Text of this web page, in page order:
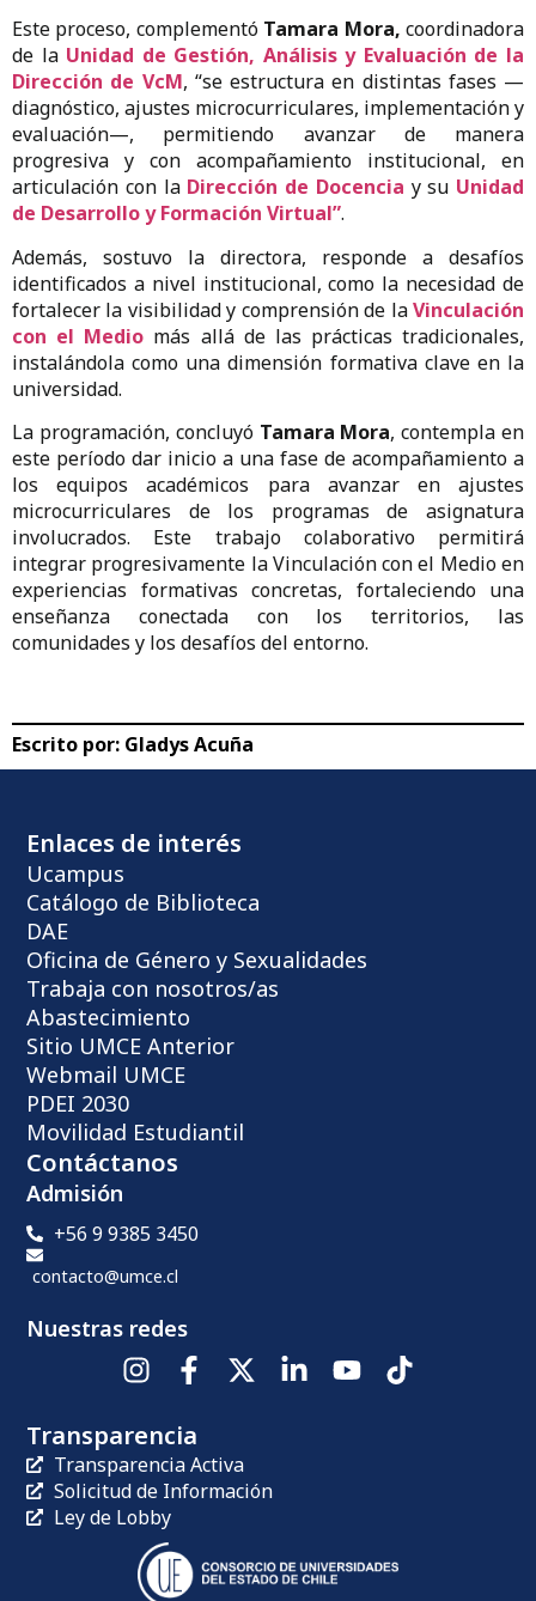
Este proceso, complementó Tamara Mora, coordinadora
de la Unidad de Gestión, Análisis y Evaluación de la
Dirección de VcM, “se estructura en distintas fases —
diagnóstico, ajustes microcurriculares, implementación y
evaluación—, permitiendo avanzar de manera
progresiva y con acompañamiento institucional, en
articulación con la Dirección de Docencia y su Unidad
de Desarrollo y Formación Virtual”.
Además, sostuvo la directora, responde a desafíos
identificados a nivel institucional, como la necesidad de
fortalecer la visibilidad y comprensión de laVinculación
con el Medio más allá de las prácticas tradicionales,
instalándola como una dimensión formativa clave en la
universidad.
La programación, concluyó Tamara Mora, contempla en
este período dar inicio a una fase de acompañamiento a
los equipos académicos para avanzar en ajustes
microcurriculares de los programas de asignatura
involucrados. Este trabajo colaborativo permitirá
integrar progresivamente la Vinculación con el Medio en
experiencias formativas concretas, fortaleciendo una
enseñanza conectada con los territorios, las
comunidades y los desafíos del entorno.
Escrito por: Gladys Acuña
Enlaces de interés
Ucampus
Catálogo de Biblioteca
DAE
Oficina de Género y Sexualidades
Trabaja con nosotros/as
Abastecimiento
Sitio UMCE Anterior
Webmail UMCE
PDEI 2030
Movilidad Estudiantil
Contáctanos
Admisión
+56 9 9385 3450
contacto@umce.cl
Nuestras redes
Transparencia
Transparencia Activa
Solicitud de Información
Ley de Lobby